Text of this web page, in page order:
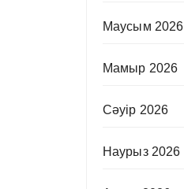
Маусым 2026
Мамыр 2026
Сәуір 2026
Наурыз 2026